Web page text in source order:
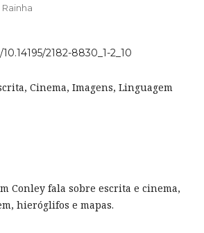
2182-8830_1-2_10
Cinema, Imagens, Linguagem
Conley fala sobre escrita e cinema,
hieróglifos e mapas.